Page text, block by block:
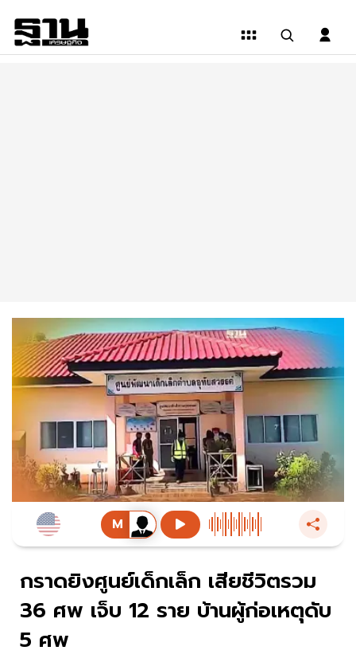
กราดยิงศูนย์เด็กเล็ก เสียชีวิตรวม
36 ศพ เจ็บ 12 ราย บ้านผู้ก่อเหตุดับ
5 ศพ